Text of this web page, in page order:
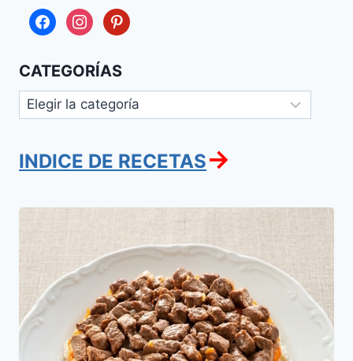
facebookinstagrampinterest
CATEGORÍAS
Categorías
INDICE DE RECETAS→